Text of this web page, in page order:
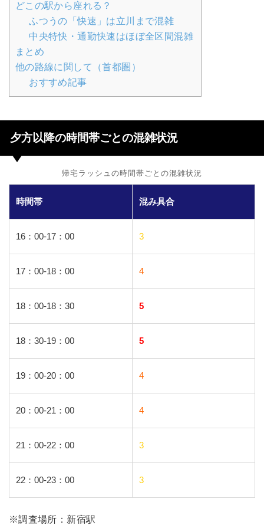
どこの駅から座れる？
ふつうの「快速」は立川まで混雑
中央特快・通勤快速はほぼ全区間混雑
まとめ
他の路線に関して（首都圏）
おすすめ記事
夕方以降の時間帯ごとの混雑状況
帰宅ラッシュの時間帯ごとの混雑状況
時間帯 混み具合
16：00-17：00 3
17：00-18：00 4
18：00-18：30 5
18：30-19：00 5
19：00-20：00 4
20：00-21：00 4
21：00-22：00 3
22：00-23：00 3
※調査場所：新宿駅